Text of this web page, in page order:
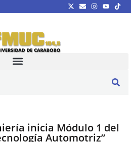
inicia Módulo 1 del
Automotriz”